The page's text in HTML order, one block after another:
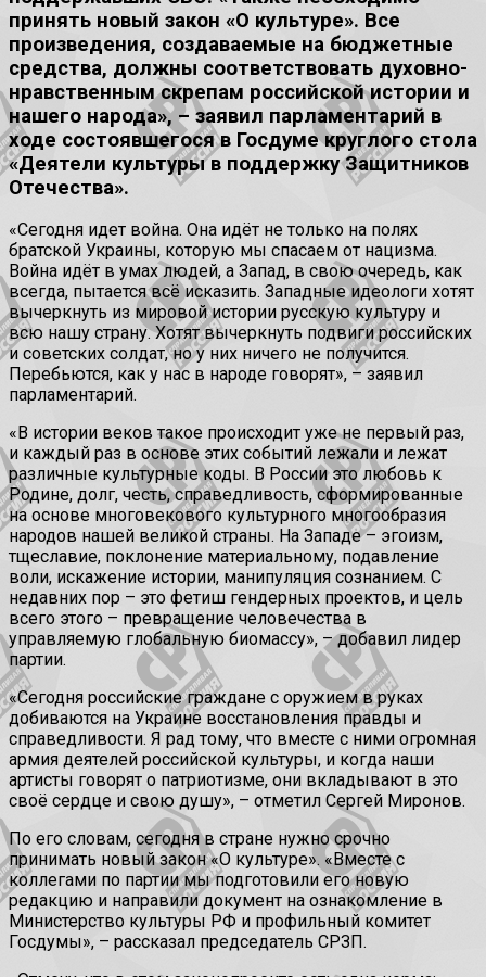
принять новый закон «О культуре». Все
произведения, создаваемые на бюджетные
средства, должны соответствовать духовно-
нравственным скрепам российской истории и
нашего народа», – заявил парламентарий в
ходе состоявшегося в Госдуме круглого стола
«Деятели культуры в поддержку Защитников
Отечества».
«Сегодня идет война. Она идёт не только на полях
братской Украины, которую мы спасаем от нацизма.
Война идёт в умах людей, а Запад, в свою очередь, как
всегда, пытается всё исказить. Западные идеологи хотят
вычеркнуть из мировой истории русскую культуру и
всю нашу страну. Хотят вычеркнуть подвиги российских
и советских солдат, но у них ничего не получится.
Перебьются, как у нас в народе говорят», – заявил
парламентарий.
«В истории веков такое происходит уже не первый раз,
и каждый раз в основе этих событий лежали и лежат
различные культурные коды. В России это любовь к
Родине, долг, честь, справедливость, сформированные
на основе многовекового культурного многообразия
народов нашей великой страны. На Западе – эгоизм,
тщеславие, поклонение материальному, подавление
воли, искажение истории, манипуляция сознанием. С
недавних пор – это фетиш гендерных проектов, и цель
всего этого – превращение человечества в
управляемую глобальную биомассу», – добавил лидер
партии.
«Сегодня российские граждане с оружием в руках
добиваются на Украине восстановления правды и
справедливости. Я рад тому, что вместе с ними огромная
армия деятелей российской культуры, и когда наши
артисты говорят о патриотизме, они вкладывают в это
своё сердце и свою душу», – отметил Сергей Миронов.
По его словам, сегодня в стране нужно срочно
принимать новый закон «О культуре». «Вместе с
коллегами по партии мы подготовили его новую
редакцию и направили документ на ознакомление в
Министерство культуры РФ и профильный комитет
Госдумы», – рассказал председатель СРЗП.